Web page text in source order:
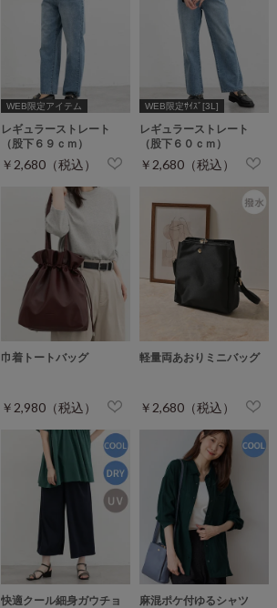
WEB限定アイテム
レギュラーストレート
（股下６９ｃｍ）
￥2,680（税込）
WEB限定ｻｲｽﾞ[3L]
レギュラーストレート
（股下６０ｃｍ）
￥2,680（税込）
巾着トートバッグ
￥2,980（税込）
軽量両あおりミニバッグ
￥2,680（税込）
快適クール細身ガウチョ 麻混ポケ付ゆるシャツ